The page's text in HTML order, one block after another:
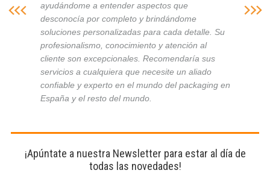
ayudándome a entender aspectos que
desconocía por completo y brindándome
soluciones personalizadas para cada detalle. Su
profesionalismo, conocimiento y atención al
cliente son excepcionales. Recomendaría sus
servicios a cualquiera que necesite un aliado
confiable y experto en el mundo del packaging en
España y el resto del mundo.
¡Apúntate a nuestra Newsletter para estar al día de
todas las novedades!